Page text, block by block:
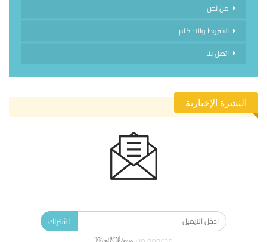
من نحن
الشروط والاحكام
اتصل بنا
النشرة الإخبارية
اشتراك